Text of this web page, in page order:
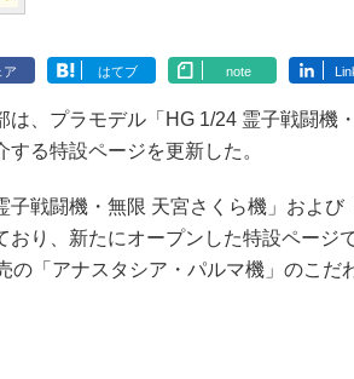
ア はてブ note
、プラモデル「HG 1/24 霊子戦闘機
る特設ページを更新した。
戦闘機・無限 天宮さくら機」および
おり、新たにオープンした特設ページ
の「アナスタシア・パルマ機」のこだ